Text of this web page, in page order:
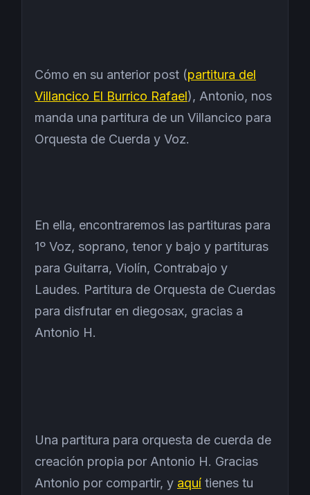
Cómo en su anterior post (partitura del
Villancico El Burrico Rafael), Antonio, nos
manda una partitura de un Villancico para
Orquesta de Cuerda y Voz.
En ella, encontraremos las partituras para
1º Voz, soprano, tenor y bajo y partituras
para Guitarra, Violín, Contrabajo y
Laudes. Partitura de Orquesta de Cuerdas
para disfrutar en diegosax, gracias a
Antonio H.
Una partitura para orquesta de cuerda de
creación propia por Antonio H. Gracias
Antonio por compartir, y aquí tienes tu